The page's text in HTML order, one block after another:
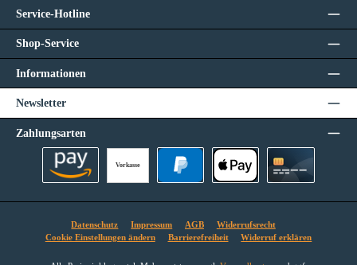
Service-Hotline
Shop-Service
Informationen
Newsletter
Zahlungsarten
Vorkasse
Datenschutz Impressum AGB
Widerrufsrecht
Cookie Einstellungen ändern
Barrierefreiheit Widerruf erklären